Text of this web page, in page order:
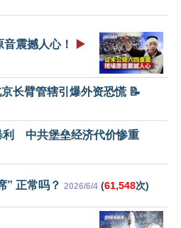
震撼人心！
▶️
长臂管辖引爆外资恐慌 📝
利 中共堡垒经济代价惨重
” 正常吗？ 2026/6/4 (61,548次)